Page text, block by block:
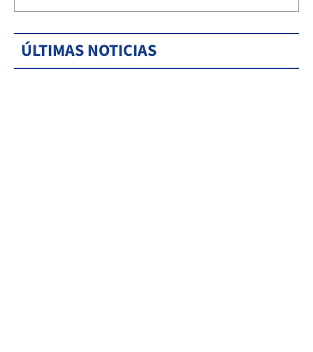
ÚLTIMAS NOTICIAS